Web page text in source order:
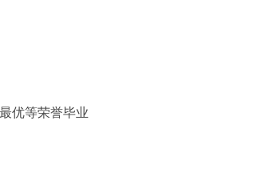
优等荣誉毕业